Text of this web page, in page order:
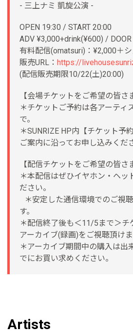
- 三上ナミ 凱旋公演 -
OPEN 19:30 / START 20:00
ADV ¥3,000+drink(¥600) /
有料配信(omatsuri)：¥2,000＋
販売URL： https://
(配信販売期限10/22(土)20:00)
【会場チケットをご希望の皆さ
＊チケットご予約は各アーティ
で。
＊SUNRIZE HP内【チケット予
ご案内に沿ってお申し込みくだ
【配信チケットをご希望の皆さ
＊本配信はぜひイヤホン・ヘッ
ださい。
＊安定した通信環境でのご視
す。
＊配信終了後も＜11/5まで＞チ
アーカイブ(録画)をご視聴頂けま
＊アーカイブ期間中の購入は出
でにお買い求めください。
Artists